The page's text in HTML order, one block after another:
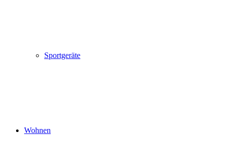
Sportgeräte
Wohnen